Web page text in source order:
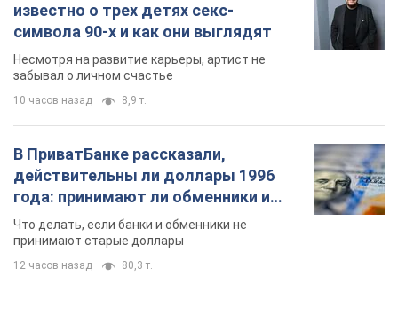
известно о трех детях секс-
символа 90-х и как они выглядят
Несмотря на развитие карьеры, артист не
забывал о личном счастье
10 часов назад 8,9 т.
В ПриватБанке рассказали,
действительны ли доллары 1996
года: принимают ли обменники и
банки такие купюры
Что делать, если банки и обменники не
принимают старые доллары
12 часов назад 80,3 т.